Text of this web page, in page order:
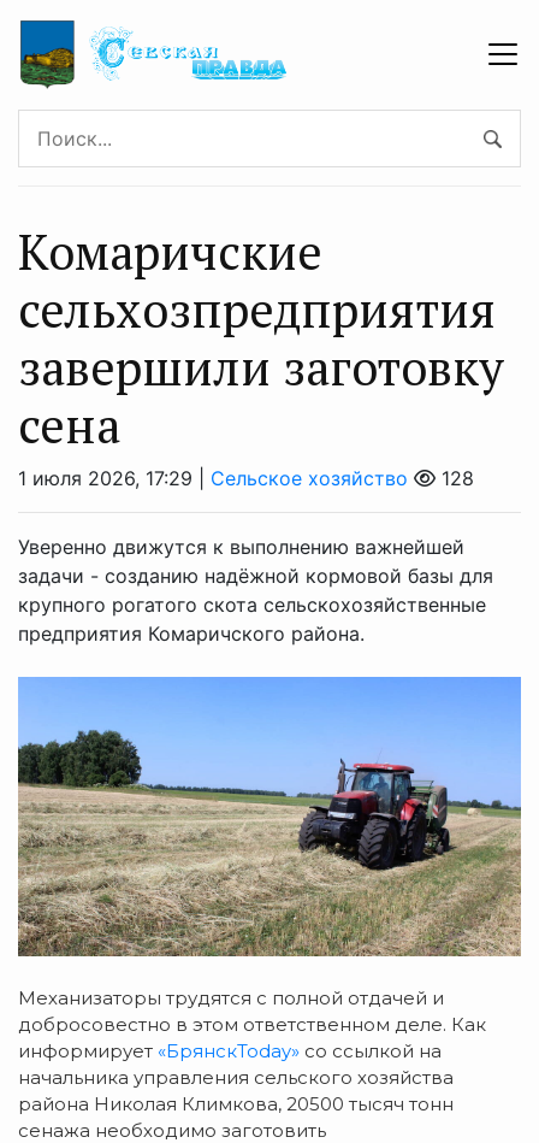
Комаричские
сельхозпредприятия
завершили заготовку
сена
1 июля 2026, 17:29 | Сельское хозяйство 128
Уверенно движутся к выполнению важнейшей
задачи - созданию надёжной кормовой базы для
крупного рогатого скота сельскохозяйственные
предприятия Комаричского района.
Механизаторы трудятся с полной отдачей и
добросовестно в этом ответственном деле. Как
информирует «БрянскToday» со ссылкой на
начальника управления сельского хозяйства
района Николая Климкова, 20500 тысяч тонн
сенажа необходимо заготовить